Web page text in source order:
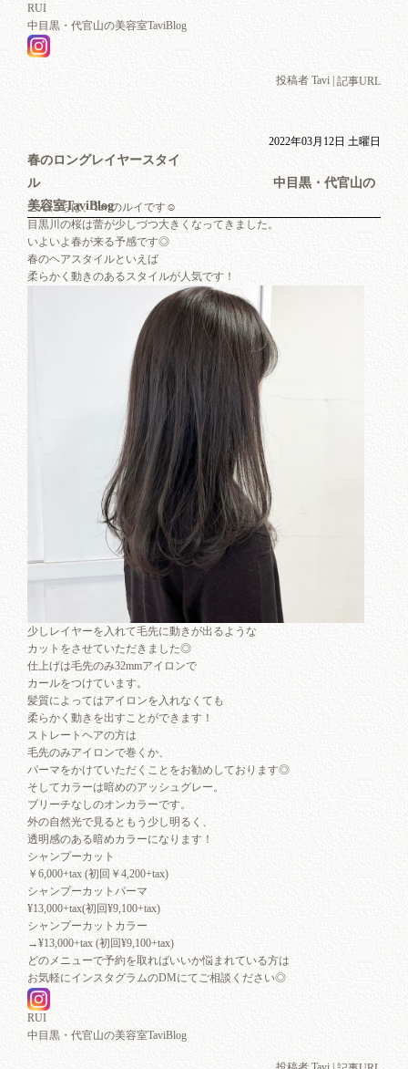
RUI
中目黒・代官山の美容室TaviBlog
投稿者 Tavi | 記事URL
2022年03月12日 土曜日
春のロングレイヤースタイ
ル 中目黒・代官山の
美容室TaviBlog
こんにちは、Taviのルイです☺︎
目黒川の桜は蕾が少しづつ大きくなってきました。
いよいよ春が来る予感です◎
春のヘアスタイルといえば
柔らかく動きのあるスタイルが人気です！
少しレイヤーを入れて毛先に動きが出るような
カットをさせていただきました◎
仕上げは毛先のみ32mmアイロンで
カールをつけています。
髪質によってはアイロンを入れなくても
柔らかく動きを出すことができます！
ストレートヘアの方は
毛先のみアイロンで巻くか、
パーマをかけていただくことをお勧めしております◎
そしてカラーは暗めのアッシュグレー。
ブリーチなしのオンカラーです。
外の自然光で見るともう少し明るく、
透明感のある暗めカラーになります！
シャンプーカット
￥6,000+tax (初回￥4,200+tax)
シャンプーカットパーマ
¥13,000+tax(初回¥9,100+tax)
シャンプーカットカラー
→¥13,000+tax (初回¥9,100+tax)
どのメニューで予約を取ればいいか悩まれている方は
お気軽にインスタグラムのDMにてご相談ください◎
RUI
中目黒・代官山の美容室TaviBlog